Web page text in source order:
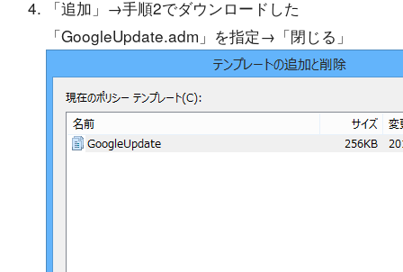
「追加」→手順2でダウンロードした
「GoogleUpdate.adm」を指定→「閉じる」